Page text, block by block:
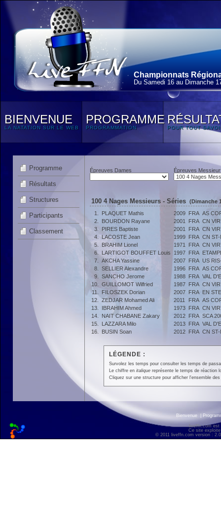
Championnats
Du Samedi 16 au Dimanche
BIENVENUE
LA NATATION SUR LE WEB
PROGRAMME
PROGRAMMATION POUR TOUT
Programme
Résultats
Structures
Participants
Classement
Épreuves Dames Épreuves
100 4 Nages Messieurs - Séries (Dimanche
1.
PLAQUET Mathis 2009 FRA AS
2.
BOURDON Rayane 2001 FRA CN
3.
PIRES Baptiste 2001 FRA CN
4.
LACOSTE Jean 1999 FRA CN
5.
BRAHIM Lionel 1971 FRA CN
6.
LARTIGOT BOUFFET Louis 1997 FRA
7.
AKCHA Yassine 2007 FRA US
8.
SELLIER Alexandre 1996 FRA AS
9.
SANCHO Jerome 1988 FRA VAL
10.
GUILLOMOT Wilfried 1987 FRA CN
11.
FILOSZEK Dorian 2007 FRA EN
12.
ZEDJAR Mohamed Ali 2011 FRA AS
13.
IBRAHIM Ahmed 1973 FRA CN
14.
NAIT CHABANE Zakary 2012 FRA SCA
15.
LAZZARA Milo 2013 FRA VAL
16.
BUSIN Soan 2012 FRA CN
LÉGENDE :
Survolez les temps pour consulter les temps de
Le chiffre en italiquereprésente le temps de réaction
Cliquez sur une structure pour afficher l'ensemble
Bienvenue
liveffn.com est
Ce site
© 2011 liveffn.com version :